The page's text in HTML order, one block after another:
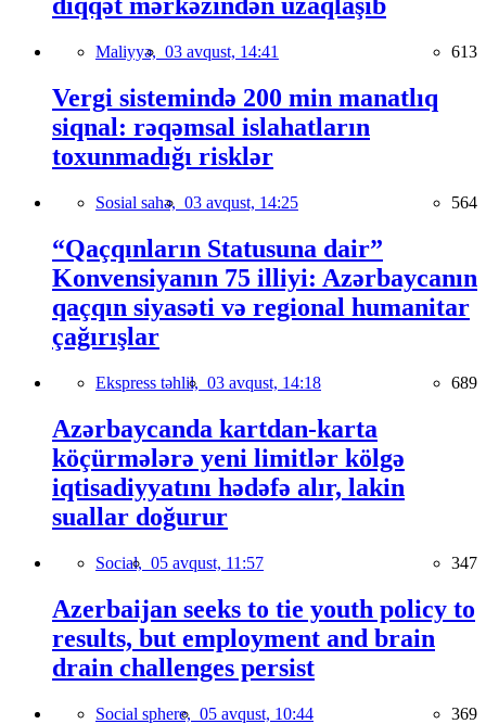
diqqət mərkəzindən uzaqlaşıb
Maliyyə, 03 avqust, 14:41 613
Vergi sistemində 200 min manatlıq
siqnal: rəqəmsal islahatların
toxunmadığı risklər
Sosial sahə, 03 avqust, 14:25 564
“Qaçqınların Statusuna dair”
Konvensiyanın 75 illiyi: Azərbaycanın
qaçqın siyasəti və regional humanitar
çağırışlar
Ekspress təhlil, 03 avqust, 14:18 689
Azərbaycanda kartdan-karta
köçürmələrə yeni limitlər kölgə
iqtisadiyyatını hədəfə alır, lakin
suallar doğurur
Social, 05 avqust, 11:57 347
Azerbaijan seeks to tie youth policy to
results, but employment and brain
drain challenges persist
Social sphere, 05 avqust, 10:44 369